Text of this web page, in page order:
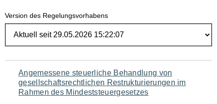
Version des Regelungsvorhabens
Navigation
für
Angemessene steuerliche Behandlung von
gesellschaftsrechtlichen Restrukturierungen im
Rahmen des Mindeststeuergesetzes